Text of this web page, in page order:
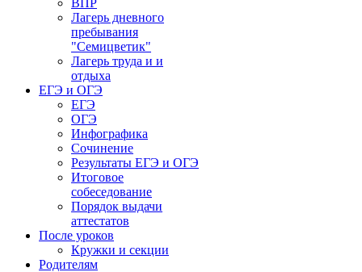
ВПР
Лагерь дневного
пребывания
"Семицветик"
Лагерь труда и и
отдыха
ЕГЭ и ОГЭ
ЕГЭ
ОГЭ
Инфографика
Сочинение
Результаты ЕГЭ и ОГЭ
Итоговое
собеседование
Порядок выдачи
аттестатов
После уроков
Кружки и секции
Родителям